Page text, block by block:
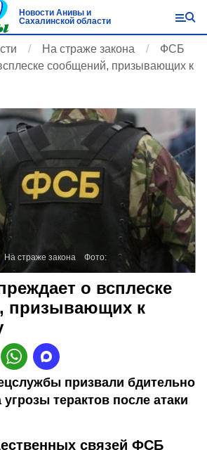
Новости Анивы и
Сахалинской области
На страже закона
ФСБ
сообщений, призывающих к
На страже закона Фото:
о всплеске
призывающих к
призвали бдительно
угрозы терактов после атаки
связей ФСБ